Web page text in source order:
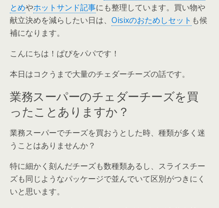
とめやホットサンド記事にも整理しています。買い物や
献立決めを減らしたい日は、 Oisixのおためしセット も候
補になります。
こんにちは！ぱぴをパパです！
本日はコクうまで大量のチェダーチーズの話です。
業務スーパーのチェダーチーズを買
ったことありますか？
業務スーパーでチーズを買おうとした時、種類が多く迷
うことはありませんか？
特に細かく刻んだチーズも数種類あるし、スライスチー
ズも同じようなパッケージで並んでいて区別がつきにく
いと思います。